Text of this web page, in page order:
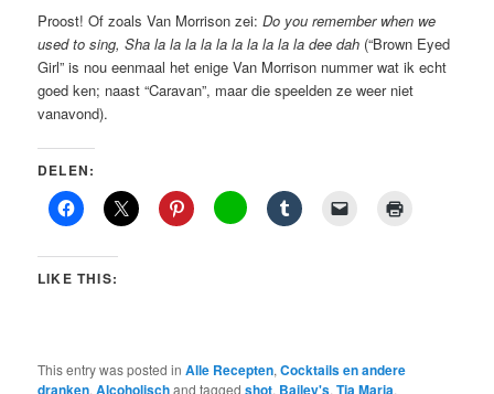
Proost! Of zoals Van Morrison zei:Do you remember when we
used to sing, Sha la la la la la la la la la la dee dah (“Brown Eyed
Girl” is nou eenmaal het enige Van Morrison nummer wat ik echt
goed ken; naast “Caravan”, maar die speelden ze weer niet
vanavond).
DELEN:
LIKE THIS:
This entry was posted inAlle Recepten,Cocktails en andere
dranken,Alcoholischand taggedshot, Bailey's,Tia Maria,